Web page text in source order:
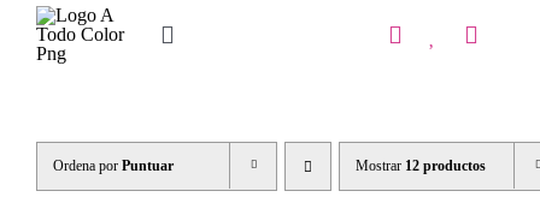
Saltar
contenido
Toggle
Ordena por Puntuar Mostrar 12 productos